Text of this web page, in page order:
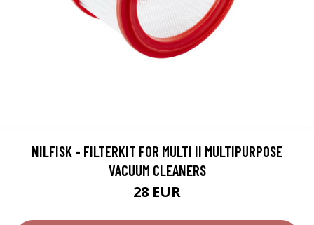
NILFISK - FILTERKIT FOR MULTI II MULTIPURPOSE
VACUUM CLEANERS
28 EUR